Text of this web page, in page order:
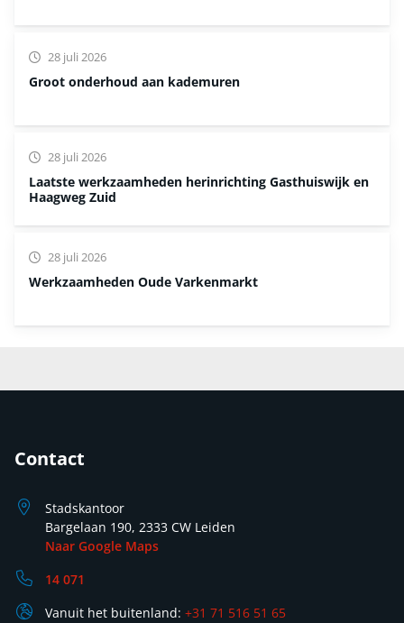
Groot onderhoud aan kademuren
28 juli 2026
Laatste werkzaamheden herinrichting Gasthuiswijk en
Haagweg Zuid
28 juli 2026
Werkzaamheden Oude Varkenmarkt
28 juli 2026
Contact
Stadskantoor
Bargelaan 190, 2333 CW Leiden
Naar Google Maps
14 071
Vanuit het buitenland: +31 71 516 51 65